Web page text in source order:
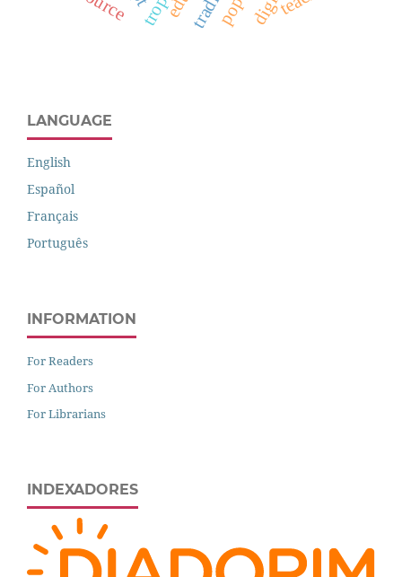
LANGUAGE
English
Español
Français
Português
INFORMATION
For Readers
For Authors
For Librarians
INDEXADORES